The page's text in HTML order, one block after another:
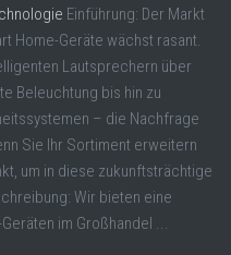
Einführung: Der Markt
Home-Geräte wächst rasant.
Lautsprechern über
Beleuchtung bis hin zu
– die Nachfrage
Sie Ihr Sortiment erweitern
um in diese zukunftsträchtige
Wir bieten eine
im Großhandel ...